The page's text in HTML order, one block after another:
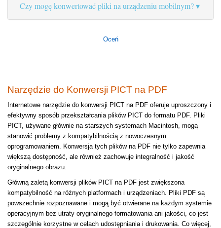
Czy mogę konwertować pliki na urządzeniu mobilnym?
Oceń
Narzędzie do Konwersji PICT na PDF
Internetowe narzędzie do konwersji PICT na PDF oferuje uproszczony i
efektywny sposób przekształcania plików PICT do formatu PDF. Pliki
PICT, używane głównie na starszych systemach Macintosh, mogą
stanowić problemy z kompatybilnością z nowoczesnym
oprogramowaniem. Konwersja tych plików na PDF nie tylko zapewnia
większą dostępność, ale również zachowuje integralność i jakość
oryginalnego obrazu.
Główną zaletą konwersji plików PICT na PDF jest zwiększona
kompatybilność na różnych platformach i urządzeniach. Pliki PDF są
powszechnie rozpoznawane i mogą być otwierane na każdym systemie
operacyjnym bez utraty oryginalnego formatowania ani jakości, co jest
szczególnie korzystne w celach udostępniania i drukowania. Co więcej,